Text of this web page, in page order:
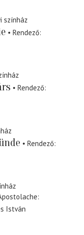
színház
Rendező
Rendező
Rendező
István